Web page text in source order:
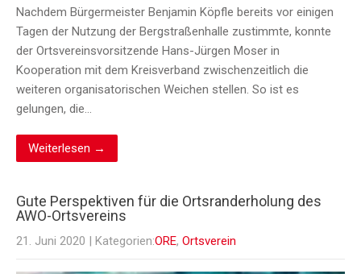
Nachdem Bürgermeister Benjamin Köpfle bereits vor einigen
Tagen der Nutzung der Bergstraßenhalle zustimmte, konnte
der Ortsvereinsvorsitzende Hans-Jürgen Moser in
Kooperation mit dem Kreisverband zwischenzeitlich die
weiteren organisatorischen Weichen stellen. So ist es
gelungen, die…
Weiterlesen →
Gute Perspektiven für die Ortsranderholung des
AWO-Ortsvereins
21. Juni 2020 | Kategorien:ORE, Ortsverein